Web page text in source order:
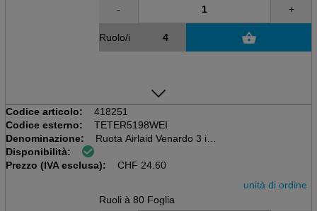
- +
Ruolo/i
Codice articolo:
418251
Codice esterno:
TETER5198WEI
Denominazione:
Ruota Airlaid Venardo 3 in 1
80 coupon, 55 g/m2
Disponibilità:
Prezzo (IVA esclusa):
CHF 24.60
unità di ordine
Ruoli à 80 Foglia